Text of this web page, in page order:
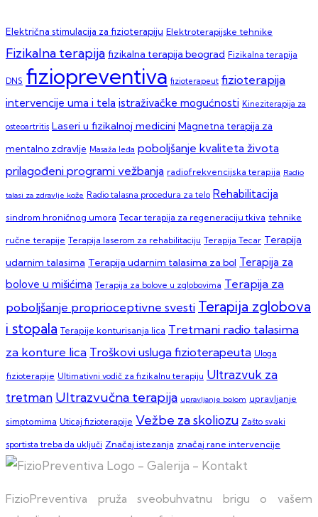
Električna stimulacija za fizioterapiju Elektroterapijske tehnike
Fizikalna terapija fizikalna terapija beograd Fizikalna terapija
DNS fiziopreventiva fizioterapeut fizioterapija
intervencije uma i tela istraživačke mogućnosti Kineziterapija za
osteoartritis Laseri u fizikalnoj medicini Magnetna terapija za
mentalno zdravlje Masaža leđa poboljšanje kvaliteta života
prilagođeni programi vežbanja radiofrekvencijska terapija Radio
talasi za zdravlje kože Radio talasna procedura za telo Rehabilitacija
sindrom hroničnog umora Tecar terapija za regeneraciju tkiva tehnike
ručne terapije Terapija laserom za rehabilitaciju Terapija Tecar Terapija
udarnim talasima Terapija udarnim talasima za bol Terapija za
bolove u mišićima Terapija za bolove u zglobovima Terapija za
poboljšanje proprioceptivne svesti Terapija zglobova
i stopala Terapije konturisanja lica Tretmani radio talasima
za konture lica Troškovi usluga fizioterapeuta Uloga
fizioterapije Ultimativni vodič za fizikalnu terapiju Ultrazvuk za
tretman Ultrazvučna terapija upravljanje bolom upravljanje
simptomima Uticaj fizioterapije Vežbe za skoliozu Zašto svaki
sportista treba da uključi Značaj istezanja značaj rane intervencije
FizioPreventiva pruža sveobuhvatnu brigu o vašem